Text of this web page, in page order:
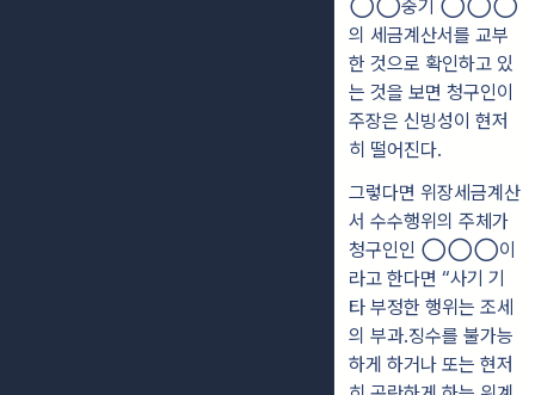
◯◯중기 ◯◯◯
의 세금계산서를 교부
한 것으로 확인하고 있
는 것을 보면 청구인이
주장은 신빙성이 현저
히 떨어진다.
그렇다면 위장세금계산
서 수수행위의 주체가
청구인인 ◯◯◯이
라고 한다면 “사기 기
타 부정한 행위는 조세
의 부과․징수를 불가능
하게 하거나 또는 현저